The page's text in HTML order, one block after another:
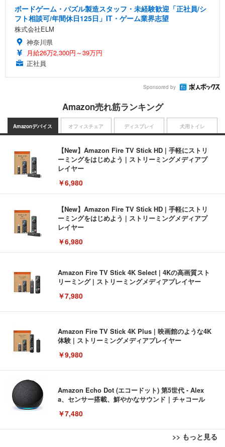
ボードゲーム・パズル製造スタッフ・未経験歓迎「正社員/シ
フト相談可/年間休日125日」IT・ゲーム業界志望
株式会社ELM
神奈川県
月給26万2,300円～39万円
正社員
Sponsored by
Amazon売れ筋ランキング
Amazonデバイス
【New】Amazon Fire TV Stick HD | 手軽にストリ
ーミングをはじめよう | ストリーミングメディアプ
レイヤー
￥6,980
【New】Amazon Fire TV Stick HD | 手軽にストリ
ーミングをはじめよう | ストリーミングメディアプ
レイヤー
￥6,980
Amazon Fire TV Stick 4K Select | 4Kの高画質スト
リーミング | ストリーミングメディアプレイヤー
￥7,980
Amazon Fire TV Stick 4K Plus | 映画館のような4K
体験 | ストリーミングメディアプレイヤー
￥9,980
Amazon Echo Dot (エコードット) 第5世代 - Alex
a、センサー搭載、鮮やかなサウンド｜チャコール
￥7,480
>> もっと見る
オフィスチェア ディスプレイ 犬用トイレ